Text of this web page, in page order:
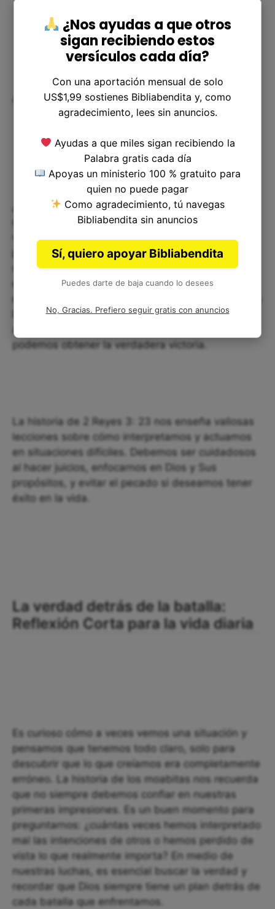
Aplicación en nuestra vida
¿Cómo podemos aplicar esta narrativa para
nuestra vida? En primer lugar, debemos buscar la
verdad detrás de los hechos y no ser engañados
por nuestras percepciones. En segundo lugar,
debemos mantener nuestra perspectiva en Dios y
en Sus propósitos para nuestra vida. Finalmente,
es importante recordar que el pecado siempre nos
llevará a la derrota y sólo cuando nos
podemos obtener la verdadera victoria.
La historia de 2 Reyes 3: 23 nos enseña valiosas
lecciones sobre cómo interpretamos y actuamos
en situaciones difíciles. Debemos ser cuidadosos
al hacer juicios, enfocarnos en Dios y Sus
propósitos, y evitar el pecado si deseamos tener
éxito en la vida.
La verdad detrás de la batalla:
Reflexión Corta para la vida diaria
Es curioso cómo a veces vemos una situación y
pensamos que tenemos todo claro, solo para
descubrir que lo que creíamos era completamente
erróneo. La historia de los moabitas nos recuerda
que no siempre debemos confiar en nuestras
primeras impresiones. Es un buen momento para
preguntarnos: ¿cuántas veces hemos interpretado
mal las intenciones de otros o hemos perdido de
vista lo que realmente importa? En medio de
nuestras luchas, es esencial buscar la verdad y
recordar que Dios siempre tiene un plan detrás de
cada batalla que enfrentamos.
¿Nos ayudas a que otros
sigan recibiendo estos
versículos cada día?
Con una aportación mensual de solo
US$1,99 sostienes Bibliabendita y, como
agradecimiento, lees sin anuncios.
Ayudas a que miles sigan recibiendo la
Palabra gratis cada día
Apoyas un ministerio 100 % gratuito para
quien no puede pagar
Como agradecimiento, tú navegas
Bibliabendita sin anuncios
Sí, quiero apoyar Bibliabendita
Puedes darte de baja cuando lo desees
No, Gracias. Prefiero seguir gratis con anuncios